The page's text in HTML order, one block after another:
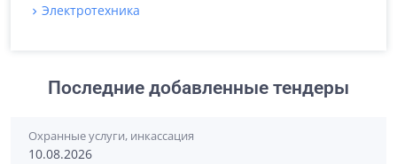
Электротехника
Последние добавленные тендеры
Охранные услуги, инкассация
10.08.2026